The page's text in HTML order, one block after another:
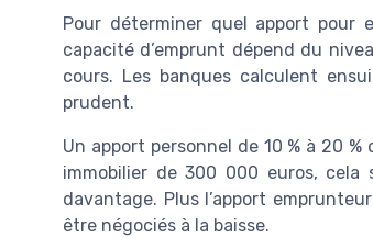
Pour déterminer quel apport pour
capacité d’emprunt dépend du
cours. Les banques calculent
prudent.
Un apport personnel de 10 % à 20
immobilier de 300 000 euros,
davantage. Plus l’apport
être négociés à la baisse.